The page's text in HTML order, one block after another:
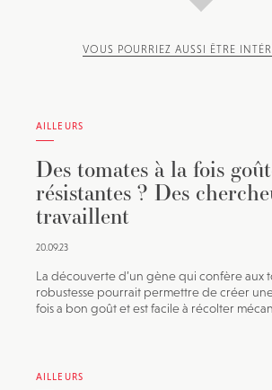
VOUS POURRIEZ AUSSI ÊTRE
AILLEURS
Des tomates à la fois
résistantes ? Des
travaillent
20.09.23
La découverte d’un gène qui confère aux
robustesse pourrait permettre de créer
fois a bon goût et est facile à récolter
AILLEURS